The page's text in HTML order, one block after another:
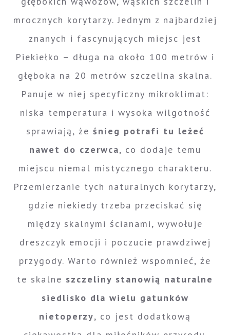
mrocznych korytarzy. Jednym z najbardziej
znanych i fascynujących miejsc jest
Piekiełko – długa na około 100 metrów i
głęboka na 20 metrów szczelina skalna.
Panuje w niej specyficzny mikroklimat:
niska temperatura i wysoka wilgotność
sprawiają, że śnieg potrafi tu leżeć
nawet do czerwca, co dodaje temu
miejscu niemal mistycznego charakteru.
Przemierzanie tych naturalnych korytarzy,
gdzie niekiedy trzeba przeciskać się
między skalnymi ścianami, wywołuje
dreszczyk emocji i poczucie prawdziwej
przygody. Warto również wspomnieć, że
te skalne szczeliny stanowią naturalne
siedlisko dla wielu gatunków
nietoperzy, co jest dodatkową